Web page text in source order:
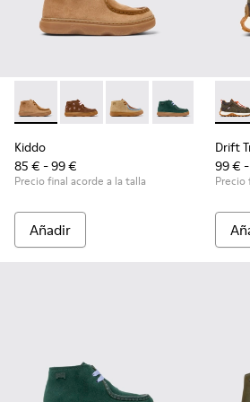
Kiddo - K900398-001 - Botines
Kiddo - K900398-005 -
Kiddo - K900398-
Kiddo -
Kiddo
85 € - 99 €
Precio final acorde a la talla
Añadir
Drift
Drift
99 € -
Precio